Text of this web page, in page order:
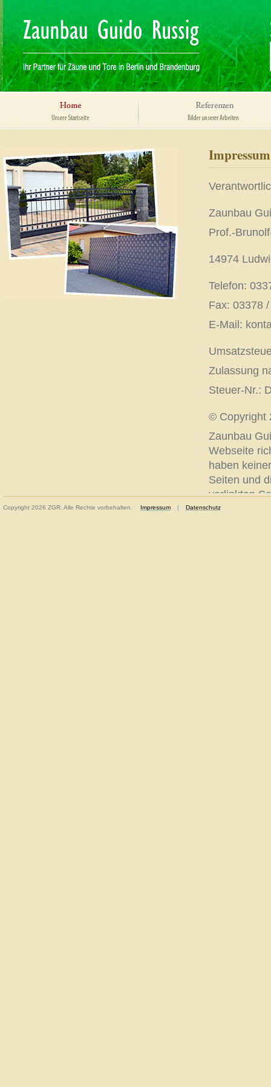
Impressum
Zaunbau
Prof.-
14974
Telefon:
Fax: 03378
E-Mail:
Zulassung
Steuer-Nr.:
© Copyright
Zaunbau
Webseite
haben
Seiten und
verlinkten
Copyright 2026 ZGR. Alle Rechte vorbehalten. Impressum | Datenschutz